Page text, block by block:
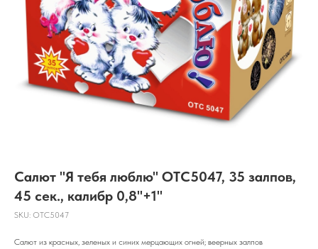
Салют "Я тебя люблю" OTC5047, 35 залпов,
45 сек., калибр 0,8"+1"
SKU: OTC5047
Салют из красных, зеленых и синих мерцающих огней; веерных залпов